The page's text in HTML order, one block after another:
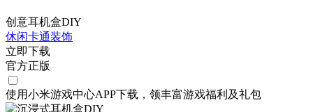
创意耳机盒DIY
休闲卡通装饰
立即下载
官方正版
使用小米游戏中心APP下载 ，领丰富游戏福利 及礼包